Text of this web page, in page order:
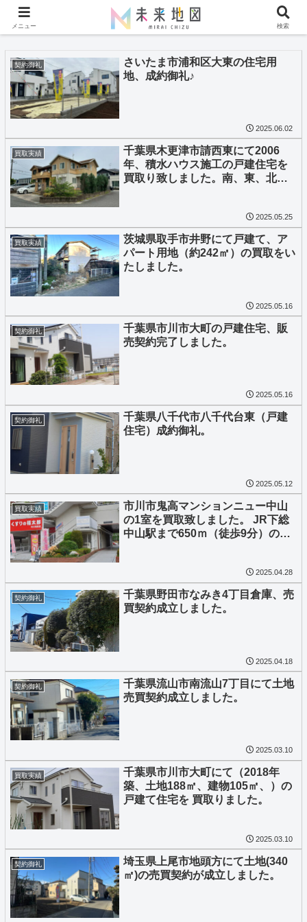
契約御礼
さいたま市浦和区大東の住宅用
地、成約御礼♪
2025.06.02
買取実績
千葉県木更津市請西東にて2006
年、積水ハウス施工の戸建住宅を
買取り致しました。南、東、北の3
2025.05.25
買取実績
茨城県取手市井野にて戸建て、ア
パート用地（約242㎡）の買取をい
たしました。
2025.05.16
契約御礼
千葉県市川市大町の戸建住宅、販
売契約完了しました。
2025.05.16
契約御礼
千葉県八千代市八千代台東（戸建
住宅）成約御礼。
2025.05.12
買取実績
市川市鬼高マンションニュー中山
の1室を買取致しました。 JR下総
中山駅まで650ｍ（徒歩9分）の好
2025.04.28
契約御礼
千葉県野田市なみき4丁目倉庫、売
買契約成立しました。
2025.04.18
契約御礼
千葉県流山市南流山7丁目にて土地
売買契約成立しました。
2025.03.10
買取実績
千葉県市川市大町にて（2018年
築、土地188㎡、建物105㎡、）の
戸建て住宅を 買取りました。
2025.03.10
契約御礼
埼玉県上尾市地頭方にて土地(340
㎡)の売買契約が成立しました。
メニュー 検索